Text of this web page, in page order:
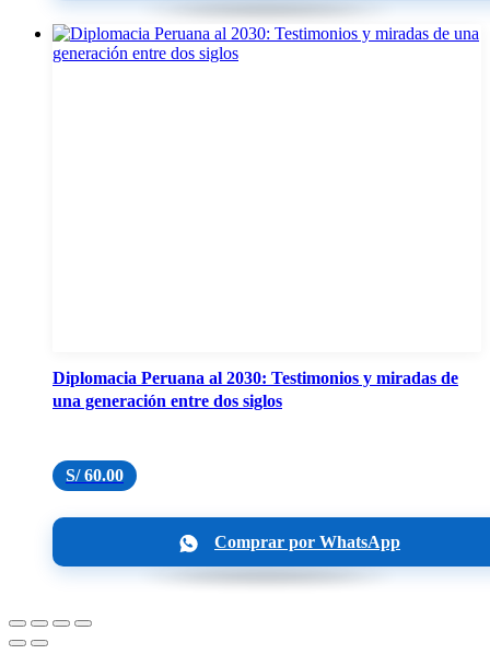
Diplomacia Peruana al 2030: Testimonios y miradas de
una generación entre dos siglos
S/60.00
Comprar por WhatsApp